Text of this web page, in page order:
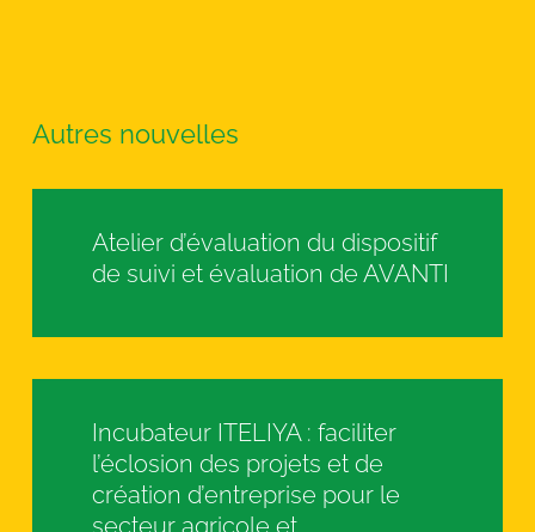
Autres nouvelles
Atelier d’évaluation du dispositif
de suivi et évaluation de AVANTI
Incubateur ITELIYA : faciliter
l’éclosion des projets et de
création d’entreprise pour le